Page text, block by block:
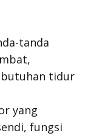
tanda
tidur
yang
fungsi